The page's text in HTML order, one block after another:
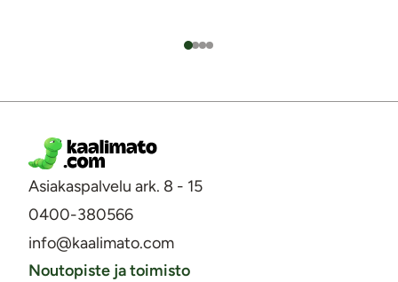
Asiakaspalvelu ark. 8 - 15
0400-380566
info@kaalimato.com
Noutopiste ja toimisto